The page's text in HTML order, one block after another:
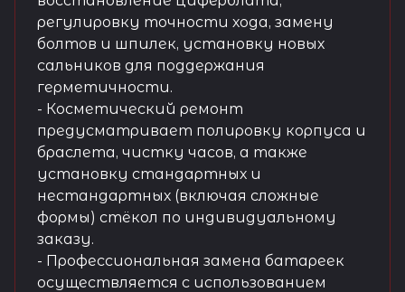
регулировку точности хода, замену
болтов и шпилек, установку новых
сальников для поддержания
герметичности.
- Косметический ремонт
предусматривает полировку корпуса и
браслета, чистку часов, а также
установку стандартных и
нестандартных (включая сложные
формы) стёкол по индивидуальному
заказу.
- Профессиональная замена батареек
осуществляется с использованием